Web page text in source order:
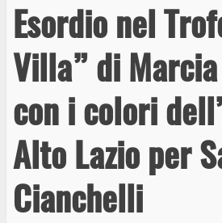
Esordio nel
Villa” di
con i colori
Alto Lazio per
Cianchelli